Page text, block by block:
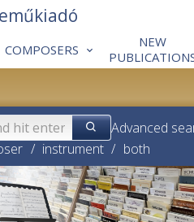
COMPOSERS
NEW
Advanced
/ instrument / both